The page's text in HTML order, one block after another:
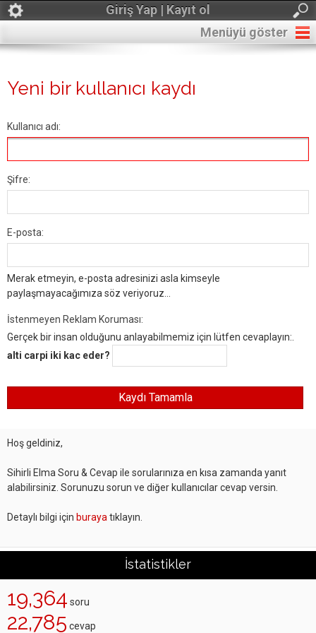
Giriş Yap | Kayıt ol
Menüyü göster
Yeni bir kullanıcı kaydı
Kullanıcı adı:
Şifre:
E-posta:
Merak etmeyin, e-posta adresinizi asla kimseyle
paylaşmayacağımıza söz veriyoruz...
İstenmeyen Reklam Koruması:
Gerçek bir insan olduğunu anlayabilmemiz için lütfen cevaplayın:.
alti carpi iki kac eder?
Hoş geldiniz,
Sihirli Elma Soru & Cevap ile sorularınıza en kısa zamanda yanıt
alabilirsiniz. Sorunuzu sorun ve diğer kullanıcılar cevap versin.
Detaylı bilgi için buraya tıklayın.
İstatistikler
19,364 soru
22,785 cevap